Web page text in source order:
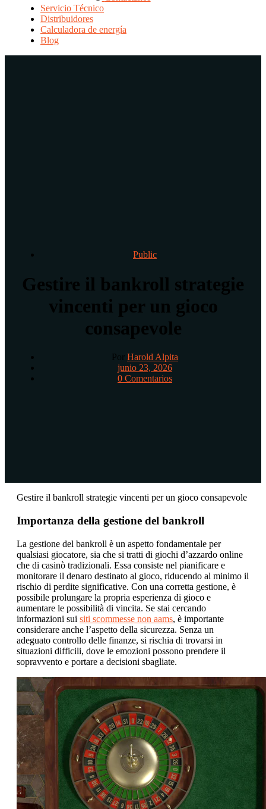
Servicio Técnico
Distribuidores
Calculadora de energía
Blog
Public
Gestire il bankroll strategie
vincenti per un gioco
consapevole
Por Harold Alpita
junio 23, 2026
0 Comentarios
Gestire il bankroll strategie vincenti per un gioco consapevole
Importanza della gestione del bankroll
La gestione del bankroll è un aspetto fondamentale per
qualsiasi giocatore, sia che si tratti di giochi d’azzardo online
che di casinò tradizionali. Essa consiste nel pianificare e
monitorare il denaro destinato al gioco, riducendo al minimo il
rischio di perdite significative. Con una corretta gestione, è
possibile prolungare la propria esperienza di gioco e
aumentare le possibilità di vincita. Se stai cercando
informazioni sui siti scommesse non aams, è importante
considerare anche l’aspetto della sicurezza. Senza un
adeguato controllo delle finanze, si rischia di trovarsi in
situazioni difficili, dove le emozioni possono prendere il
sopravvento e portare a decisioni sbagliate.